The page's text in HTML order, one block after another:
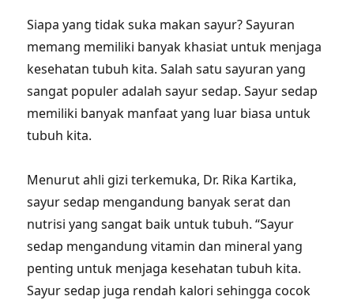
Siapa yang tidak suka makan sayur? Sayuran
memang memiliki banyak khasiat untuk menjaga
kesehatan tubuh kita. Salah satu sayuran yang
sangat populer adalah sayur sedap. Sayur sedap
memiliki banyak manfaat yang luar biasa untuk
tubuh kita.
Menurut ahli gizi terkemuka, Dr. Rika Kartika,
sayur sedap mengandung banyak serat dan
nutrisi yang sangat baik untuk tubuh. “Sayur
sedap mengandung vitamin dan mineral yang
penting untuk menjaga kesehatan tubuh kita.
Sayur sedap juga rendah kalori sehingga cocok